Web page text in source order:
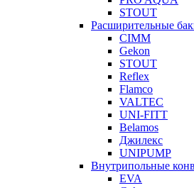
STOUT
Расширительные
CIMM
Gekon
STOUT
Reflex
Flamco
VALTEC
UNI-FITT
Belamos
Джилекс
UNIPUMP
Внутрипольные
EVA